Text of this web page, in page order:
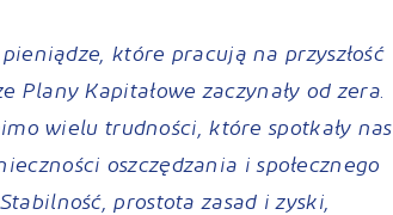
które pracują na przyszłość
Kapitałowe zaczynały od zera.
wielu trudności, które spotkały nas
oszczędzania i społecznego
prostota zasad i zyski,